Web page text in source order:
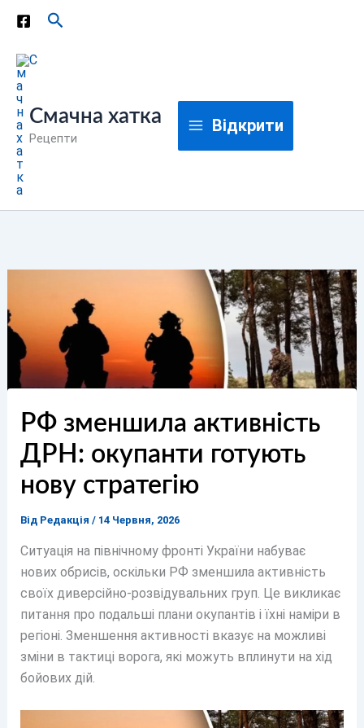
Перейти
вмісту
Пошук
Смачна хатка
Рецепти
Відкрити
РФ зменшила активність
ДРН: окупанти готують
нову стратегію
Від Редакція / 14 Червня, 2026
Ситуація на північному фронті України набуває
нових обрисів, оскільки РФ зменшила активність
своїх диверсійно-розвідувальних груп. Це викликає
питання про подальші плани окупантів і їхні наміри в
регіоні. Зменшення активності вказує на можливі
зміни в тактиці ворога, які можуть вплинути на хід
бойових дій.